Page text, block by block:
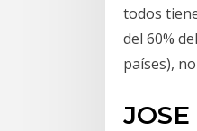
todos
del 60%
países),